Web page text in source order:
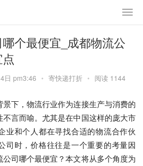
个最便宜_成都物流公
日 pm3:46 • 寄快递打折 • 阅读 1144
下，物流行业作为连接生产与消费的
言而喻。尤其是在中国这样的庞大市
业和个人都在寻找合适的物流合作伙
司时，价格往往是一个重要的考量因
司哪个最便宜？本文将从多个角度为